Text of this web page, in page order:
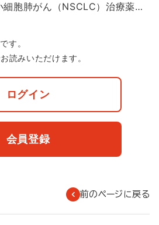
細胞肺がん（NSCLC）治療薬…
す。
読みいただけます。
ログイン
会員登録
前のページに戻る